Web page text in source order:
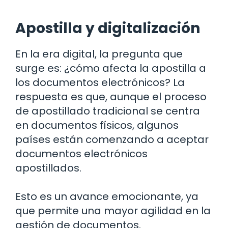
Apostilla y digitalización
En la era digital, la pregunta que
surge es: ¿cómo afecta la apostilla a
los documentos electrónicos? La
respuesta es que, aunque el proceso
de apostillado tradicional se centra
en documentos físicos, algunos
países están comenzando a aceptar
documentos electrónicos
apostillados.
Esto es un avance emocionante, ya
que permite una mayor agilidad en la
gestión de documentos.